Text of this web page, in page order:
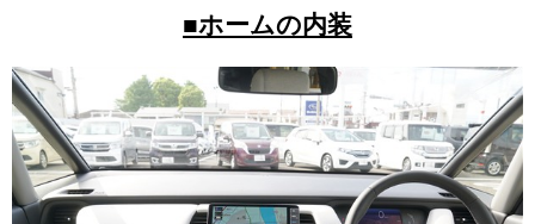
■ホームの内装